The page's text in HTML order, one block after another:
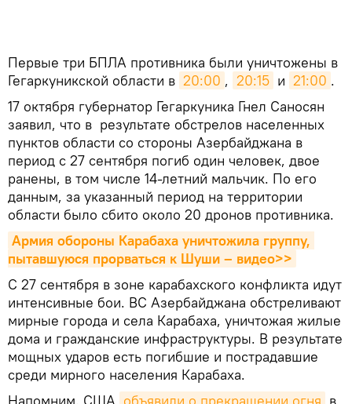
Первые три БПЛА противника были уничтожены в
Гегаркуникской области в 20:00 , 20:15 и 21:00 .
17 октября губернатор Гегаркуника Гнел Саносян
заявил, что в результате обстрелов населенных
пунктов области со стороны Азербайджана в
период с 27 сентября погиб один человек, двое
ранены, в том числе 14-летний мальчик. По его
данным, за указанный период на территории
области было сбито около 20 дронов противника.
Армия обороны Карабаха уничтожила группу,
пытавшуюся прорваться к Шуши – видео>>
С 27 сентября в зоне карабахского конфликта идут
интенсивные бои. ВС Азербайджана обстреливают
мирные города и села Карабаха, уничтожая жилые
дома и гражданские инфраструктуры. В результате
мощных ударов есть погибшие и пострадавшие
среди мирного населения Карабаха.
Напомним, США объявили о прекращении огня в